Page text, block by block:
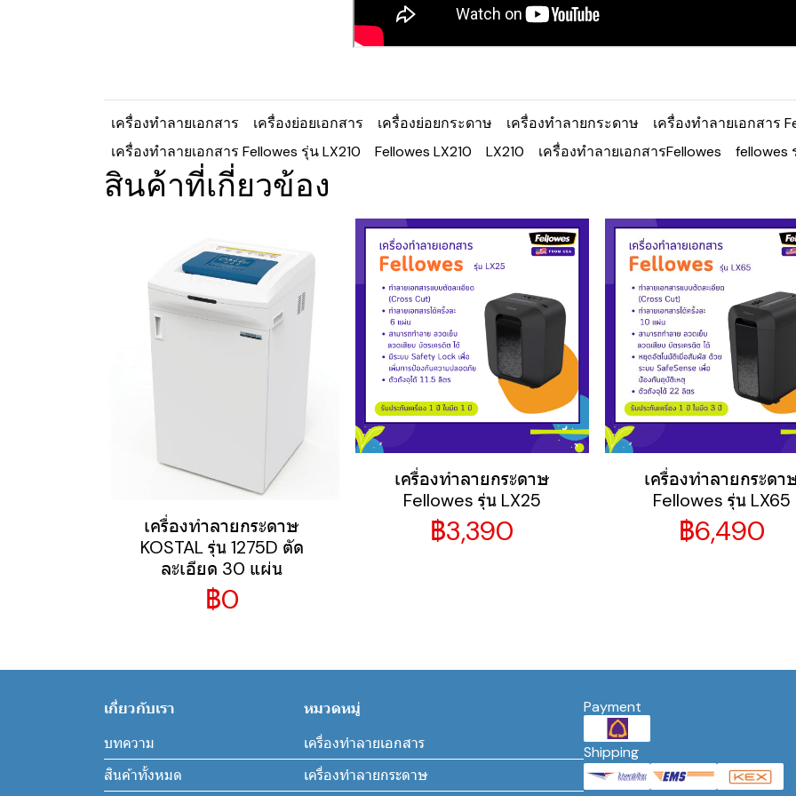
เครื่องทำลายเอกสาร เครื่องย่อยเอกสาร เครื่องย่อยกระดาษ เครื่องทำลายกระดาษ
เครื่องทำลายเอกสาร
เครื่องทำลายเอกสาร Fellowes รุ่น LX210
Fellowes LX210 LX210 เครื่องทำลายเอกสารFellowes fellowes
สินค้าที่เกี่ยวข้อง
เครื่องทำลายกระดาษ
KOSTAL รุ่น 1275D ตัด
ละเอียด 30 แผ่น
฿0
เครื่องทำลายกระดาษ
Fellowes รุ่น LX25
฿3,390
เครื่องทำลายกระดา
Fellowes รุ่น LX65
฿6,490
เกี่ยวกับเรา
บทความ
สินค้าทั้งหมด
หมวดหมู่
เครื่องทำลายเอกสาร
เครื่องทำลายกระดาษ
Payment
Shipping